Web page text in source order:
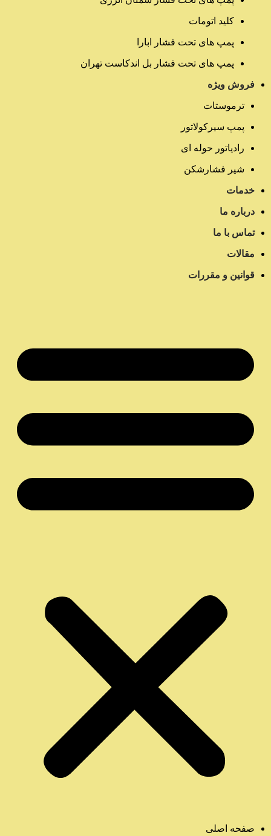
کلید اتومات
پمپ های تحت فشار ابارا
پمپ های تحت فشار بل اندکاست تهران
فروش ویژه
ترموستات
پمپ سیرکولاتور
رادیاتور حوله ای
شیر فشارشکن
خدمات
درباره ما
تماس با ما
مقالات
قوانین و مقررات
صفحه اصلی